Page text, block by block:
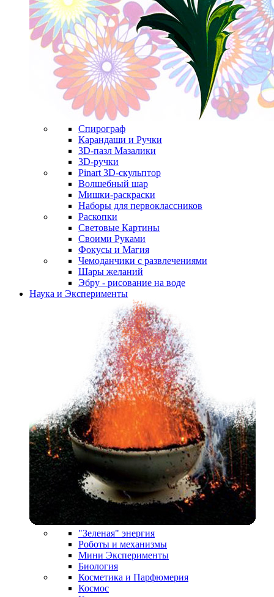
Спирограф
Карандаши и Ручки
3D-пазл Мазалики
3D-ручки
Pinart 3D-скульптор
Волшебный шар
Мишки-раскраски
Наборы для первоклассников
Раскопки
Световые Картины
Своими Руками
Фокусы и Магия
Чемоданчики с развлечениями
Шары желаний
Эбру - рисование на воде
Наука и Эксперименты
"Зеленая" энергия
Роботы и механизмы
Мини Эксперименты
Биология
Косметика и Парфюмерия
Космос